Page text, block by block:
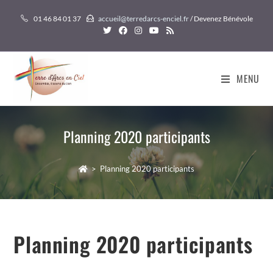
01 46 84 01 37 accueil@terredarcs-enciel.fr/ Devenez Bénévole
MENU
Planning 2020 participants
> Planning 2020 participants
Planning 2020 participants